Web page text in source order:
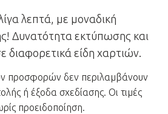
λεπτά, με μοναδική
Δυνατότητα εκτύπωσης και
διαφορετικά είδη χαρτιών.
προσφορών δεν περιλαμβάνουν
ή έξοδα σχεδίασης. Οι τιμές
προειδοποίηση.